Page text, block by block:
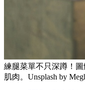
練腿菜單不只深蹲！
肌肉。Unsplash by